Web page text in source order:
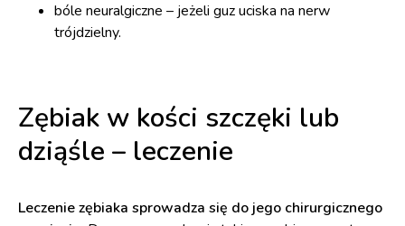
bóle neuralgiczne – jeżeli guz uciska na nerw
trójdzielny.
Zębiak w kości szczęki lub
dziąśle – leczenie
Leczenie zębiaka sprowadza się do jego chirurgicznego